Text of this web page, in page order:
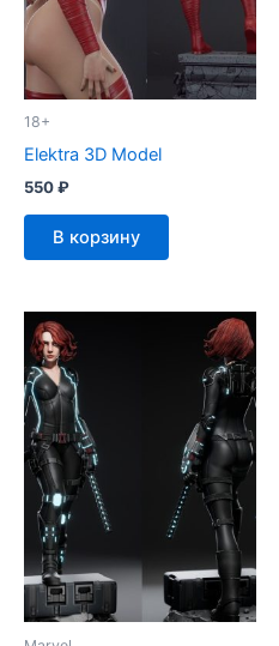
18+
Elektra 3D Model
550₽
В корзину